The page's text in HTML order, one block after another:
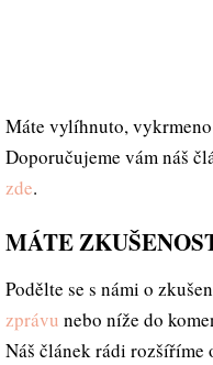
Máte vylíhnuto,
Doporučujeme vám náš
zde.
MÁTE
Podělte se s námi o
zprávu nebo níže do
Náš článek rádi rozšíříme